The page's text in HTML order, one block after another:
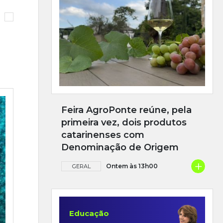
Feira AgroPonte reúne, pela
primeira vez, dois produtos
catarinenses com
Denominação de Origem
GERAL Ontem às 13h00 +
Educação